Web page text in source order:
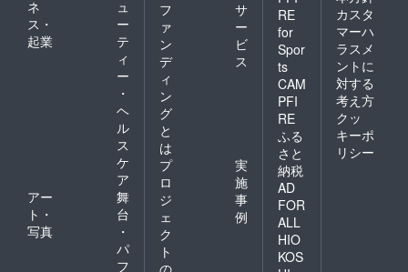
ネ
ス・
起業
ュ
ー
テ
ィ
ー
・
ヘ
ル
ス
ケ
ア
アー
ト・
写真
舞
台
・
パ
フ
フ
ァ
ン
デ
ィ
ン
グ
と
は
サ
ー
ビ
ス
プ
ロ
ジ
ェ
ク
ト
実
施
事
例
RE
for
Spor
ts
CAM
PFI
RE
ふる
さと
納税
AD
FOR
ALL
HIO
KOS
カスタ
マーハ
ラスメ
ントに
対する
考え方
クッ
キーポ
リシー